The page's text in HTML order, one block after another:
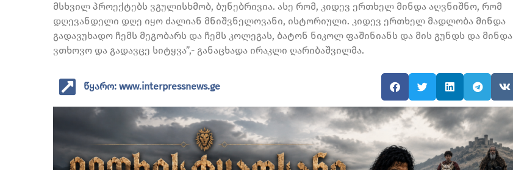
მსხვილ პროექტებს ვგულისხმობ, ბუნებრივია. ასე რომ, კიდევ ერთხელ მინდა აღვნიშნო, რომ
დღევანდელი დღე იყო ძალიან მნიშვნელოვანი, ისტორიული. კიდევ ერთხელ მადლობა მინდა
გადავუხადო ჩემს მეგობარს და ჩემს კოლეგას, ბატონ ნიკოლ ფაშინიანს და მის გუნდს და მინდა
ვთხოვო და გადავცე სიტყვა”,- განაცხადა ირაკლი ღარიბაშვილმა.
წყარო: www.interpressnews.ge